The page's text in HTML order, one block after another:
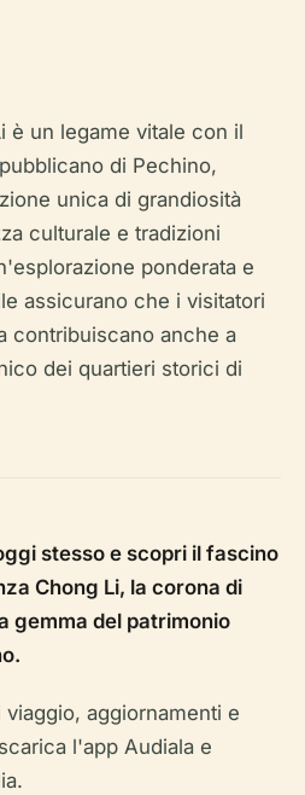
è un legame vitale con il
di Pechino,
unica di grandiosità
culturale e tradizioni
ponderata e
assicurano che i visitatori
contribuiscano anche a
dei quartieri storici di
stesso e scopri il fascino
Chong Li, la corona di
gemma del patrimonio
aggiornamenti e
l'app Audiala e